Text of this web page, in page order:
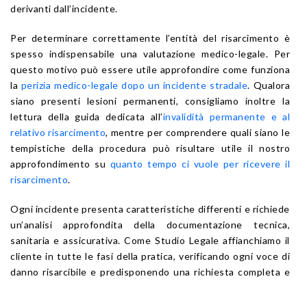
derivanti dall’incidente.
Per determinare correttamente l’entità del risarcimento è
spesso indispensabile una valutazione medico-legale. Per
questo motivo può essere utile approfondire come funziona
la perizia medico-legale dopo un incidente stradale. Qualora
siano presenti lesioni permanenti, consigliamo inoltre la
lettura della guida dedicata all’invalidità permanente e al
relativo risarcimento, mentre per comprendere quali siano le
tempistiche della procedura può risultare utile il nostro
approfondimento su quanto tempo ci vuole per ricevere il
risarcimento.
Ogni incidente presenta caratteristiche differenti e richiede
un’analisi approfondita della documentazione tecnica,
sanitaria e assicurativa. Come Studio Legale affianchiamo il
cliente in tutte le fasi della pratica, verificando ogni voce di
danno risarcibile e predisponendo una richiesta completa e